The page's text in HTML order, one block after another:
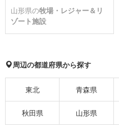
山形県の牧場・レジャー＆リ
ゾート施設
周辺の都道府県から探す
東北 青森県
秋田県 山形県